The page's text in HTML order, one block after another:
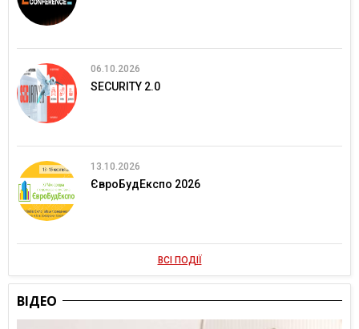
06.10.2026
SECURITY 2.0
13.10.2026
ЄвроБудЕкспо 2026
ВСІ ПОДІЇ
ВІДЕО